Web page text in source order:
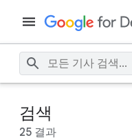
검색
25 결과